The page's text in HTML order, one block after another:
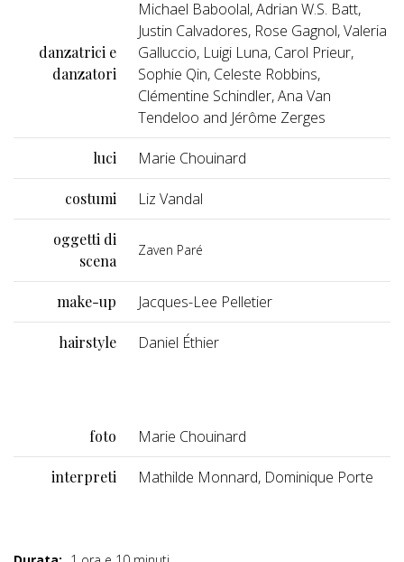
danzatrici e
danzatori
Michael Baboolal, Adrian W.S. Batt,
Justin Calvadores, Rose Gagnol, Valeria
Galluccio, Luigi Luna, Carol Prieur,
Sophie Qin, Celeste Robbins,
Clémentine Schindler, Ana Van
Tendeloo and Jérôme Zerges
luci Marie Chouinard
costumi Liz Vandal
oggetti di
scena
Zaven Paré
make-up Jacques-Lee Pelletier
hairstyle Daniel Éthier
foto Marie Chouinard
interpreti Mathilde Monnard, Dominique Porte